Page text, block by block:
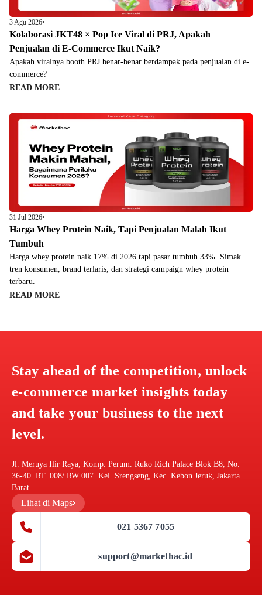
3 Agu 2026•
Kolaborasi JKT48 × Pop Ice Viral di PRJ, Apakah
Penjualan di E-Commerce Ikut Naik?
Apakah viralnya booth PRJ benar-benar berdampak pada penjualan di e-
commerce?
READ MORE
31 Jul 2026•
Harga Whey Protein Naik, Tapi Penjualan Malah Ikut
Tumbuh
Harga whey protein naik 17% di 2026 tapi pasar tumbuh 33%. Simak
tren konsumen, brand terlaris, dan strategi campaign whey protein
terbaru.
READ MORE
Stay ahead of the competition, unlock
e-commerce market insights today
and take your business to the next
level.
Jl. Meruya Ilir Raya, Komp. Perum. Ruko Rich Palace Blok B8, No.
36-40. RT. 008/ RW 007. Kel. Srengseng, Kec. Kebon Jeruk, Jakarta
Barat
Lihat di Maps
021 5367 7055
support@markethac.id